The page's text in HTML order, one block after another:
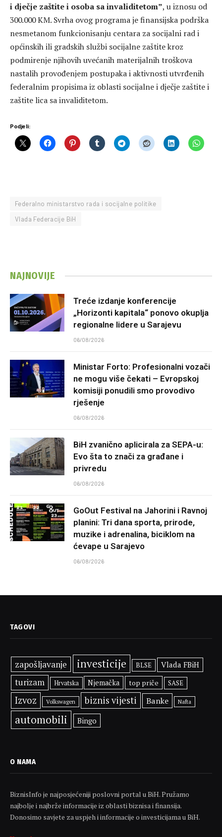
i dječje zaštite i osoba sa invaliditetom”, u iznosu od
300.000 KM. Svrha ovog programa je finansijska podrška
nesmetanom funkcionisanju centara za socijalni rad i
općinskih ili gradskih službi socijalne zaštite kroz
podmirenje njihovih uvećanih materijalnih troškova
nastalih provođenjem postupaka i aktivnosti utvrđenih
federalnim propisima iz oblasti socijalne i dječje zaštite i
zaštite lica sa invaliditetom.
Podjeli:
Federalno ministarstvo rada i socijalne politike
Vlada Federacije BiH
NAJNOVIJE
Treće izdanje konferencije
„Horizonti kapitala“ ponovo okuplja
regionalne lidere u Sarajevu
06/08/2026
Ministar Forto: Profesionalni vozači
ne mogu više čekati – Evropskoj
komisiji ponudili smo provodivo
rješenje
06/08/2026
BiH zvanično aplicirala za SEPA-u:
Evo šta to znači za građane i
privredu
06/08/2026
GoOut Festival na Jahorini i Ravnoj
planini: Tri dana sporta, prirode,
muzike i adrenalina, biciklom na
ćevape u Sarajevo
06/08/2026
TAGOVI
zapošljavanje investicije BLSE Vlada FBiH
turizam Hrvatska Njemačka top priče SASE
Izvoz Volkswagen biznis vijesti Banke Nafta
automobili Bingo
O NAMA
BiznisInfo je najposjećeniji poslovni portal u BiH. Pružamo
najbolje i najbrže informacije iz oblasti biznisa i finansija.
Donosimo savjete za uspjeh i informacije o investicijama u BiH.